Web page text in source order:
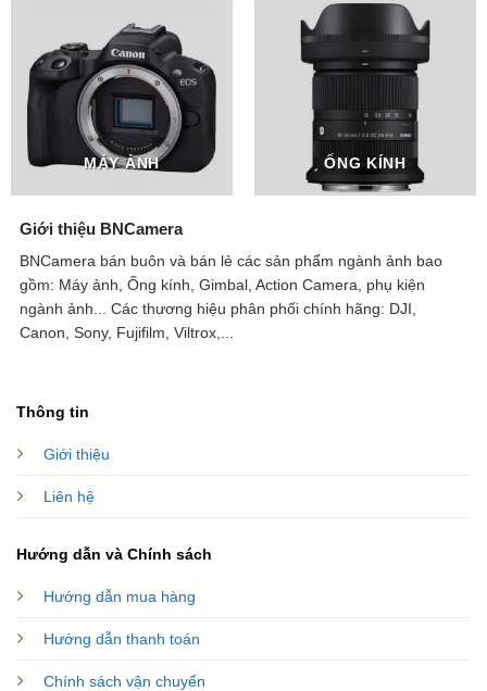
MÁY ẢNH ỐNG KÍNH
Giới thiệu BNCamera
BNCamera bán buôn và bán lẻ các sản phẩm ngành ảnh bao
gồm: Máy ảnh, Ống kính, Gimbal, Action Camera, phụ kiện
ngành ảnh... Các thương hiệu phân phối chính hãng: DJI,
Canon, Sony, Fujifilm, Viltrox,...
Thông tin
Giới thiệu
Liên hệ
Hướng dẫn và Chính sách
Hướng dẫn mua hàng
Hướng dẫn thanh toán
Chính sách vận chuyển